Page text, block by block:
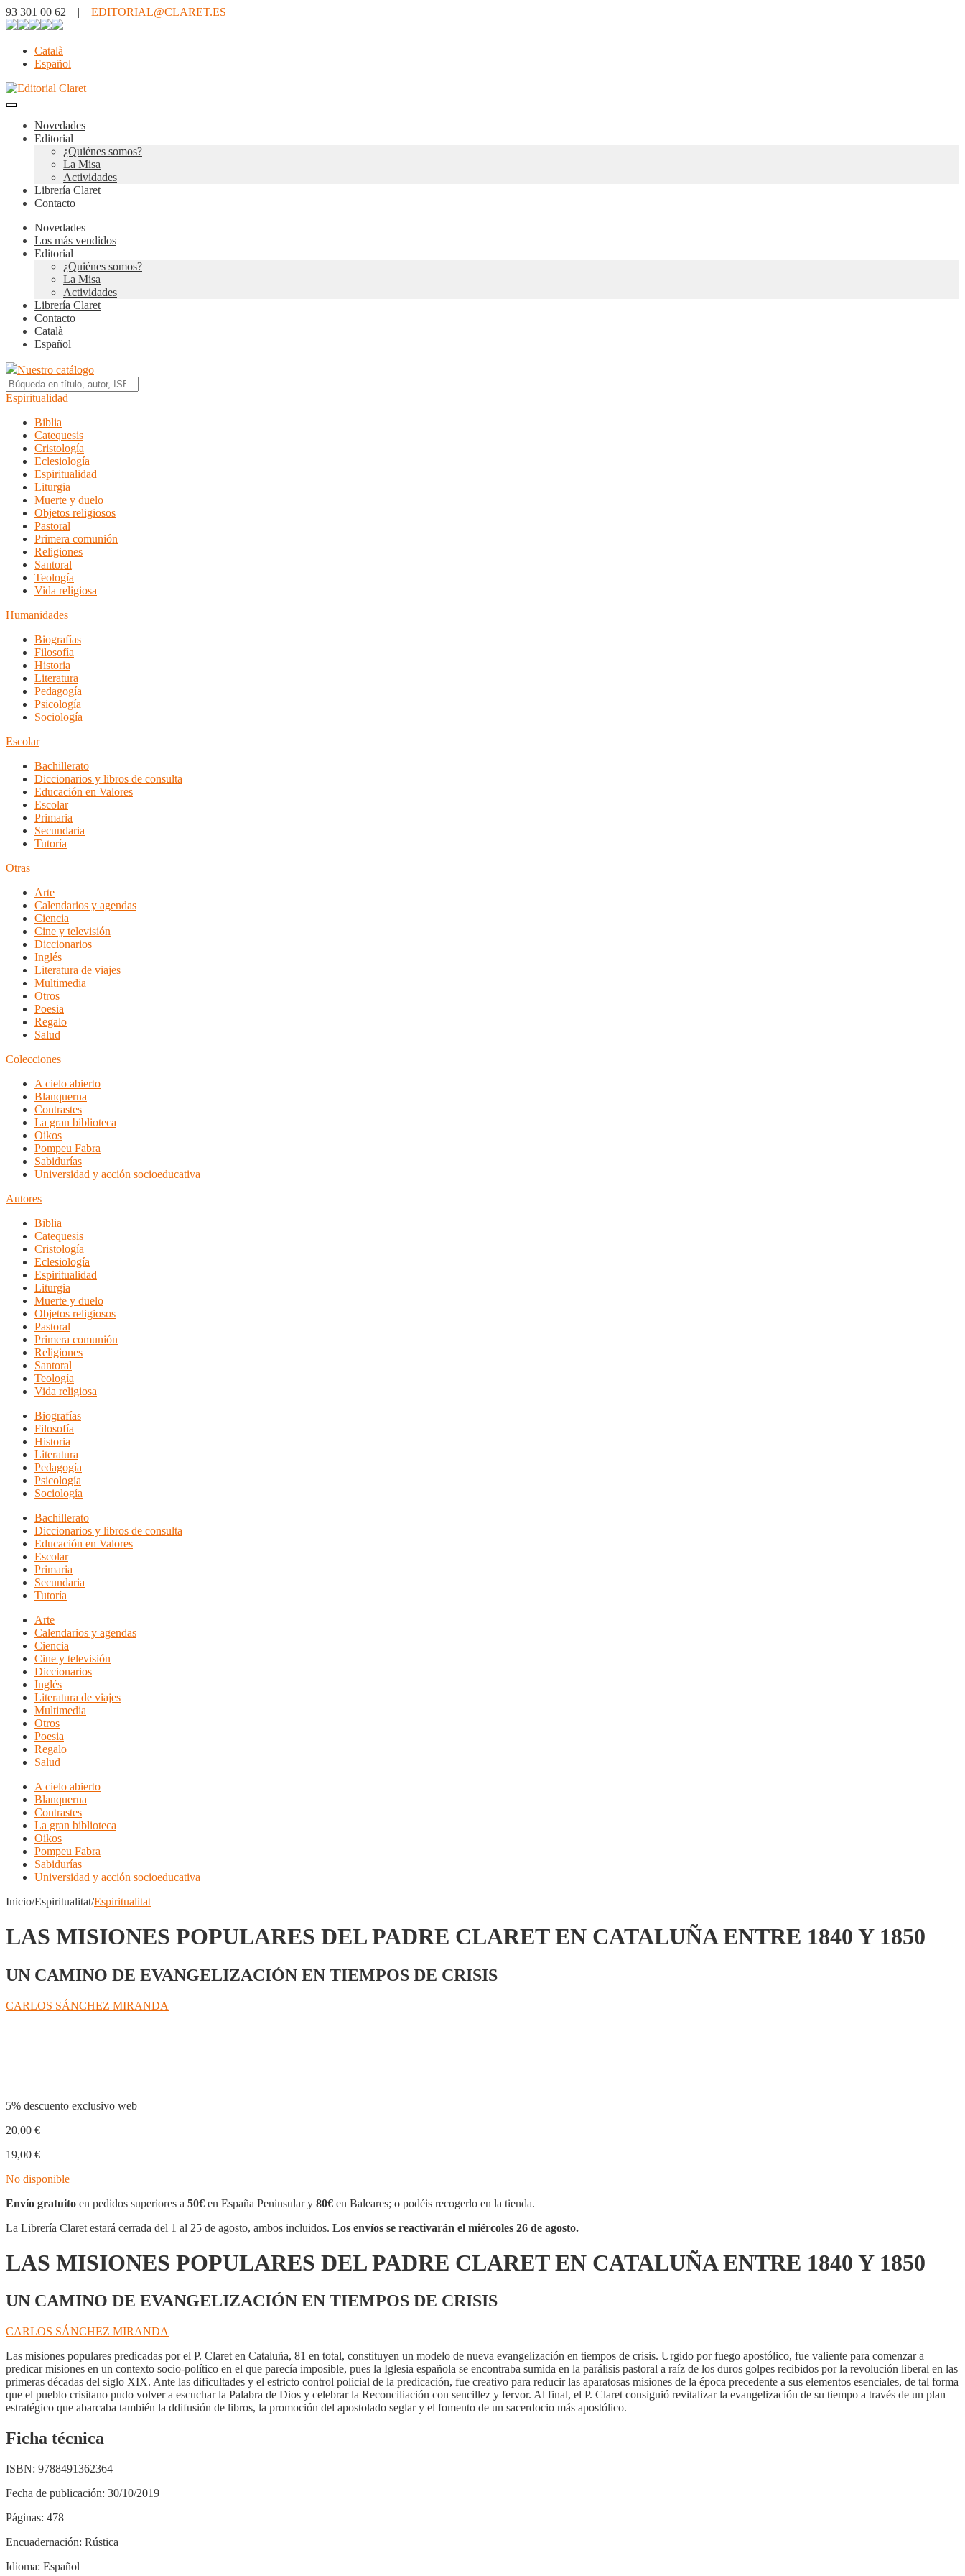
93 301 00 62 | EDITORIAL@CLARET.ES
Català
Español
Novedades
Editorial
¿Quiénes somos?
La Misa
Actividades
Librería Claret
Contacto
Novedades
Los más vendidos
Editorial
¿Quiénes somos?
La Misa
Actividades
Librería Claret
Contacto
Català
Español
Nuestro catálogo
Espiritualidad
Biblia
Catequesis
Cristología
Eclesiología
Espiritualidad
Liturgia
Muerte y duelo
Objetos religiosos
Pastoral
Primera comunión
Religiones
Santoral
Teología
Vida religiosa
Humanidades
Biografías
Filosofía
Historia
Literatura
Pedagogía
Psicología
Sociología
Escolar
Bachillerato
Diccionarios y libros de consulta
Educación en Valores
Escolar
Primaria
Secundaria
Tutoría
Otras
Arte
Calendarios y agendas
Ciencia
Cine y televisión
Diccionarios
Inglés
Literatura de viajes
Multimedia
Otros
Poesia
Regalo
Salud
Colecciones
A cielo abierto
Blanquerna
Contrastes
La gran biblioteca
Oikos
Pompeu Fabra
Sabidurías
Universidad y acción socioeducativa
Autores
Biblia
Catequesis
Cristología
Eclesiología
Espiritualidad
Liturgia
Muerte y duelo
Objetos religiosos
Pastoral
Primera comunión
Religiones
Santoral
Teología
Vida religiosa
Biografías
Filosofía
Historia
Literatura
Pedagogía
Psicología
Sociología
Bachillerato
Diccionarios y libros de consulta
Educación en Valores
Escolar
Primaria
Secundaria
Tutoría
Arte
Calendarios y agendas
Ciencia
Cine y televisión
Diccionarios
Inglés
Literatura de viajes
Multimedia
Otros
Poesia
Regalo
Salud
A cielo abierto
Blanquerna
Contrastes
La gran biblioteca
Oikos
Pompeu Fabra
Sabidurías
Universidad y acción socioeducativa
Inicio/Espiritualitat/Espiritualitat
LAS MISIONES POPULARES DEL PADRE CLARET EN CATALUÑA ENTRE 1840 Y 1850
UN CAMINO DE EVANGELIZACIÓN EN TIEMPOS DE CRISIS
CARLOS SÁNCHEZ MIRANDA
5% descuento exclusivo web
20,00 €
19,00 €
No disponible
Envío gratuito en pedidos superiores a 50€ en España Peninsular y 80€ en Baleares; o podéis recogerlo en la tienda.
La Librería Claret estará cerrada del 1 al 25 de agosto, ambos incluidos. Los envíos se reactivarán el miércoles 26 de agosto.
LAS MISIONES POPULARES DEL PADRE CLARET EN CATALUÑA ENTRE 1840 Y 1850
UN CAMINO DE EVANGELIZACIÓN EN TIEMPOS DE CRISIS
CARLOS SÁNCHEZ MIRANDA
Las misiones populares predicadas por el P. Claret en Cataluña, 81 en total, constituyen un modelo de nueva evangelización en tiempos de crisis. Urgido por fuego apostólico, fue valiente para comenzar a
predicar misiones en un contexto socio-político en el que parecía imposible, pues la Iglesia española se encontraba sumida en la parálisis pastoral a raíz de los duros golpes recibidos por la revolución liberal en las
primeras décadas del siglo XIX. Ante las dificultades y el estricto control policial de la predicación, fue creativo para reducir las aparatosas misiones de la época precedente a sus elementos esenciales, de tal forma
que el pueblo crisitano pudo volver a escuchar la Palabra de Dios y celebrar la Reconciliación con sencillez y fervor. Al final, el P. Claret consiguió revitalizar la evangelización de su tiempo a través de un plan
estratégico que abarcaba también la ddifusión de libros, la promoción del apostolado seglar y el fomento de un sacerdocio más apostólico.
Ficha técnica
ISBN: 9788491362364
Fecha de publicación: 30/10/2019
Páginas: 478
Encuadernación: Rústica
Idioma: Español